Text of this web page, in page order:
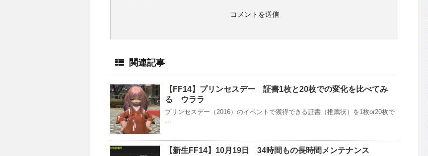
関連記事
【FF14】プリンセスデー 証書1枚と20枚での変化を比べてみ
る ウララ
プリンセスデー（2016）のイベントで獲得できる証書（推薦状）を1枚or20枚で
…
【新生FF14】10月19日 34時間もの長時間メンテナンス